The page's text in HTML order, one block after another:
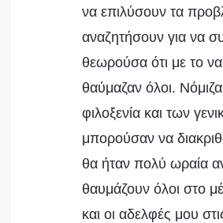
να επιλύσουν τα
αναζητήσουν για να
θεωρούσα ότι με το
θαύμαζαν όλοι.
φιλοξενία και των
μπορούσαν να
θα ήταν πολύ ωραία
θαυμάζουν όλοι στο
και οι αδελφές μου